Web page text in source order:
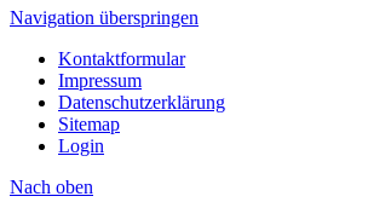
Navigation überspringen
Kontaktformular
Impressum
Datenschutzerklärung
Sitemap
Login
Nach oben